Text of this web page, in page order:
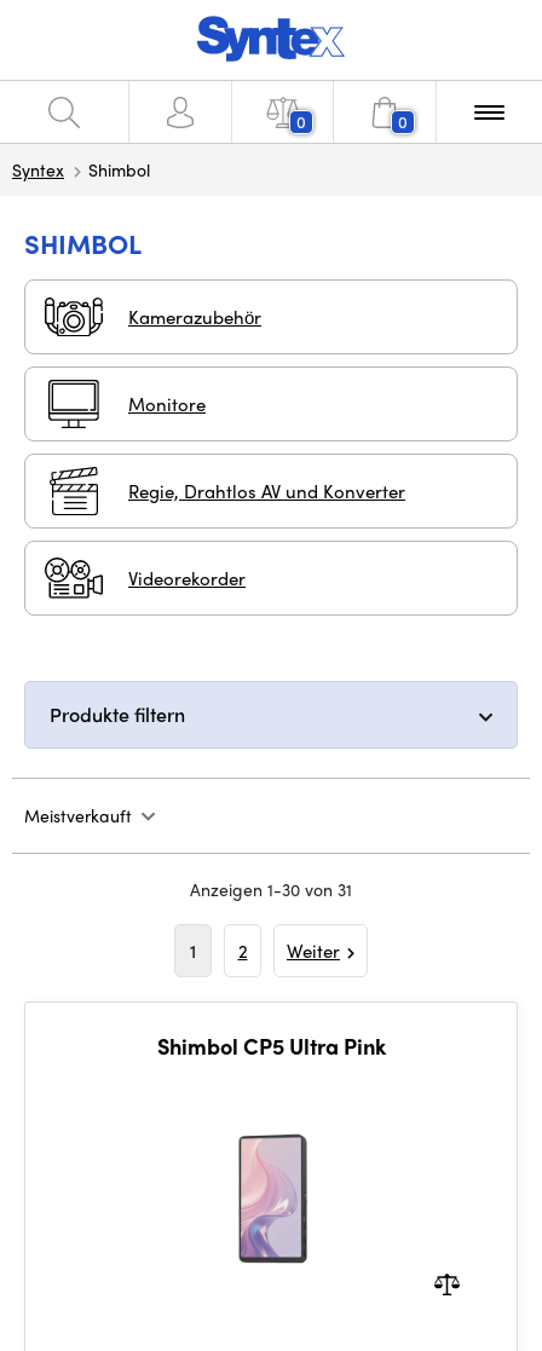
0 0
Syntex Shimbol
SHIMBOL
Kamerazubehör
Monitore
Regie, Drahtlos AV und Konverter
Videorekorder
Produkte filtern
Meistverkauft
Anzeigen 1-30 von 31
1 2 Weiter
Shimbol CP5 Ultra Pink